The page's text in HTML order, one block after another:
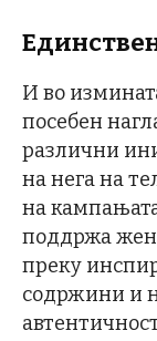
И во
посебен
различни
на нега на
на
поддржа
преку
содржини и